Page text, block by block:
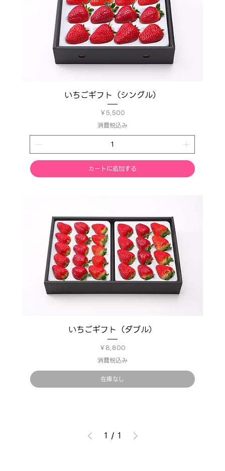
いちごギフト（シングル）
価格
￥5,500
消費税込み
カートに追加する
いちごギフト（ダブル）
価格
￥8,800
消費税込み
在庫なし
1 / 1